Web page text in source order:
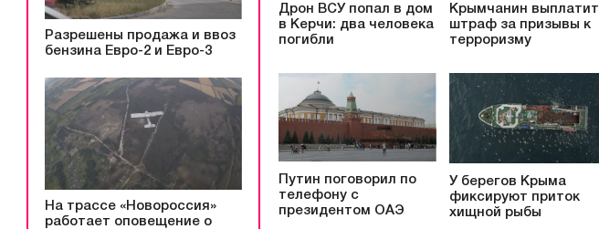
Разрешены продажа и ввоз
бензина Евро-2 и Евро-3
На трассе «Новороссия»
работает оповещение о
Дрон ВСУ попал в дом
в Керчи: два человека
погибли
Крымчанин выплатит
штраф за призывы к
терроризму
Путин поговорил по
телефону с
президентом ОАЭ
У берегов Крыма
фиксируют приток
хищной рыбы